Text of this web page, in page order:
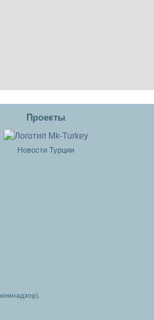
Проекты
Новости Турции